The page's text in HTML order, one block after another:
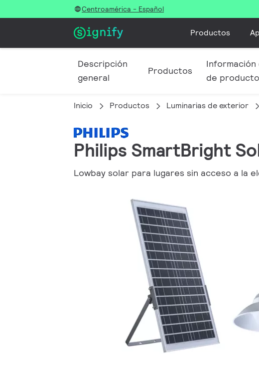
Centroamérica - Español
Productos
Descripción
general
Productos
Información
de
Inicio Productos Luminarias de exterior
Philips SmartBright
Lowbay solar para lugares sin acceso a la